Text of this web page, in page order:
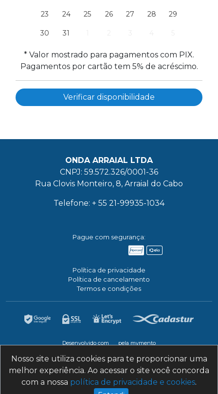
23 24 25 26 27 28 29
30 31
* Valor mostrado para pagamentos com PIX.
Pagamentos por cartão tem 5% de acréscimo.
ONDA ARRAIAL LTDA
CNPJ: 59.572.326/0001-36
Rua Clovis Monteiro, 8, Arraial do Cabo
Telefone: + 55 21-99935-1034
Pague com segurança:
Política de privacidade
Política de cancelamento
Termos e condições
Desenvolvido com pela mymento
Nosso site utiliza cookies para te proporcionar uma
melhor experiência. Ao acessar o site você concorda
com a nossa política de privacidade e cookies.